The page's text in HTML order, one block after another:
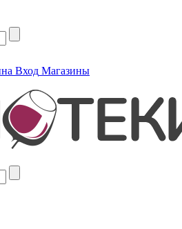
Вход Магазины